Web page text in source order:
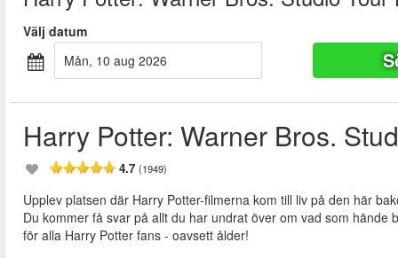
Välj datum
mån, 10 aug 2026
Harry Potter: Warner Bros.
4.7 (1949)
Upplev platsen där Harry Potter-filmerna kom till liv på den här
Du kommer få svar på allt du har undrat över om vad som
för alla Harry Potter fans - oavsett ålder!